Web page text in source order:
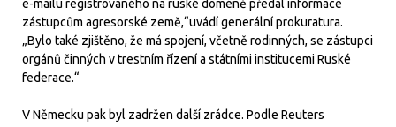
e-mailu registrovaného na ruské doméně předal informace
zástupcům agresorské země,“uvádí generální prokuratura.
„Bylo také zjištěno, že má spojení, včetně rodinných, se zástupci
orgánů činných v trestním řízení a státními institucemi Ruské
federace.“
V Německu pak byl zadržen další zrádce. Podle Reuters